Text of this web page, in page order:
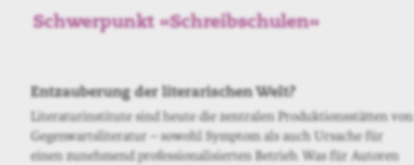
Schwerpunkt «Schreibschulen»
Entzauberung der literarischen Welt?
Literaturinstitute sind heute die zentralen Produktionsstätten von
Gegenwartsliteratur – sowohl Symptom als auch Ursache für
einen zunehmend professionalisierten Betrieb. Was für Autoren